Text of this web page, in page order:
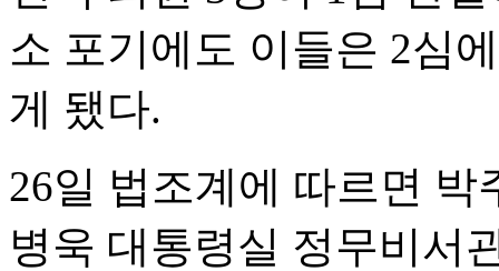
소 포기에도 이들은 2심
게 됐다.
26일 법조계에 따르면
병욱 대통령실 정무비서